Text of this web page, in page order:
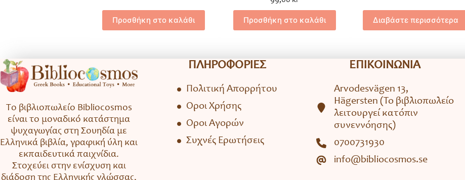
Προσθήκη στο καλάθι Προσθήκη στο καλάθι Διαβάστε περισσότερα
Το βιβλιοπωλείο Bibliocosmos
είναι το μοναδικό κατάστημα
ψυχαγωγίας στη Σουηδία με
Ελληνικά βιβλία, γραφική ύλη και
εκπαιδευτικά παιχνίδια.
Στοχεύει στην ενίσχυση και
διάδοση της Ελληνικής γλώσσας,
ΠΛΗΡΟΦΟΡΙΕΣ
Πολιτική Απορρήτου
Όροι Χρήσης
Όροι Αγορών
Συχνές Ερωτήσεις
ΕΠΙΚΟΙΝΩΝΙΑ
Arvodesvägen 13,
Hägersten (To βιβλιοπωλείο
λειτουργεί κατόπιν
συνεννόησης)
0700731930
info@bibliocosmos.se